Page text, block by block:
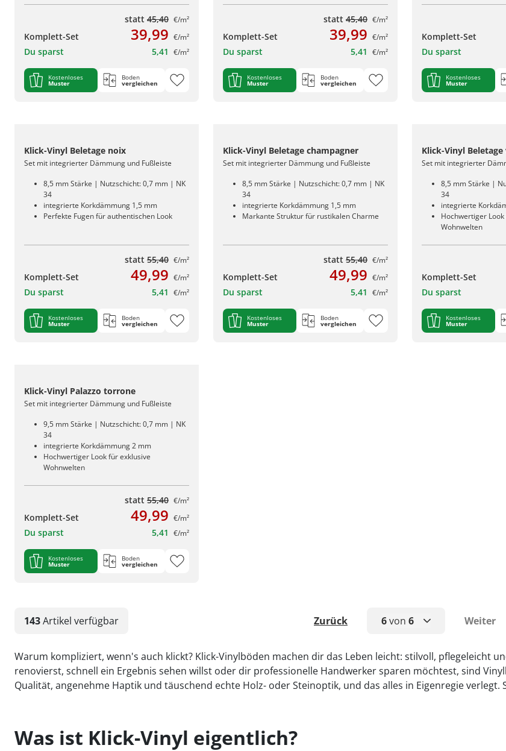
statt 45,40 €/m²
Komplett-Set 39,99 €/m²
Du sparst 5,41 €/m²
Kostenloses
Muster
Boden
vergleichen
statt 45,40 €/m²
Komplett-Set 39,99 €/m²
Du sparst 5,41 €/m²
Kostenloses
Muster
Boden
vergleichen
Komplett-Set
Du sparst
Kostenloses
Muster
Klick-Vinyl Beletage noix
Set mit integrierter Dämmung und Fußleiste
8,5 mm Stärke | Nutzschicht: 0,7 mm | NK
34
integrierte Korkdämmung 1,5 mm
Perfekte Fugen für authentischen Look
statt 55,40 €/m²
Komplett-Set 49,99 €/m²
Du sparst 5,41 €/m²
Kostenloses
Muster
Boden
vergleichen
Klick-Vinyl Beletage champagner
Set mit integrierter Dämmung und Fußleiste
8,5 mm Stärke | Nutzschicht: 0,7 mm | NK
34
integrierte Korkdämmung 1,5 mm
Markante Struktur für rustikalen Charme
statt 55,40 €/m²
Komplett-Set 49,99 €/m²
Du sparst 5,41 €/m²
Kostenloses
Muster
Boden
vergleichen
Klick-Vinyl
Set mit integrierter
8,5 mm Stärke |
34
integrierte
Hochwertiger
Wohnwelten
Komplett-Set
Du sparst
Kostenloses
Muster
Klick-Vinyl Palazzo torrone
Set mit integrierter Dämmung und Fußleiste
9,5 mm Stärke | Nutzschicht: 0,7 mm | NK
34
integrierte Korkdämmung 2 mm
Hochwertiger Look für exklusive
Wohnwelten
statt 55,40 €/m²
Komplett-Set 49,99 €/m²
Du sparst 5,41 €/m²
Kostenloses
Muster
Boden
vergleichen
143Artikel verfügbar Zurück 6von 6
2
Weiter
Warum kompliziert, wenn's auch klickt? Klick-Vinylböden machen dir das Leben leicht: stilvoll, pflegeleicht
renovierst, schnell ein Ergebnis sehen willst oder dir professionelle Handwerker sparen möchtest, sind
Qualität, angenehme Haptik und täuschend echte Holz- oder Steinoptik, und das alles in Eigenregie
Was ist Klick-Vinyl eigentlich?